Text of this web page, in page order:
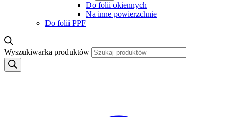
Do folii okiennych
Na inne powierzchnie
Do folii PPF
Wyszukiwarka produktów